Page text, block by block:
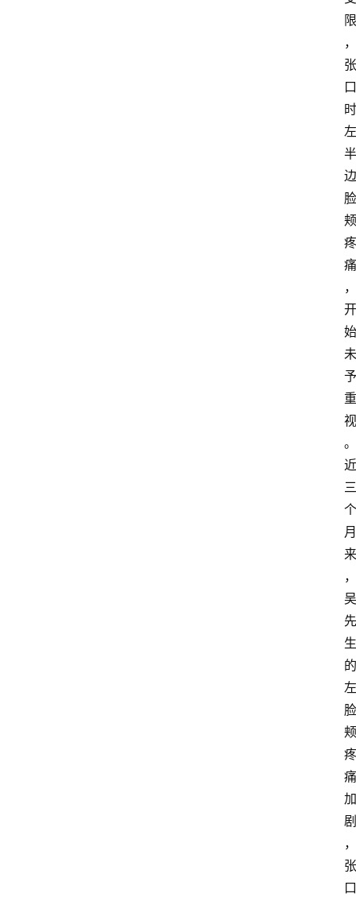
限
，
张
口
时
左
半
边
脸
颊
疼
痛
，
开
始
未
予
重
视
。
近
三
个
月
来
，
吴
先
生
的
左
脸
颊
疼
痛
加
剧
，
张
口